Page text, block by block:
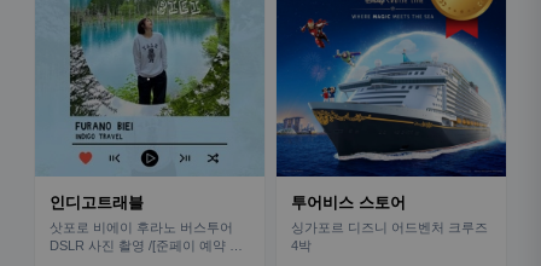
인디고트래블
삿포로 비에이 후라노 버스투어
DSLR 사진 촬영 /[준페이 예약 식
투어비스 스토어
싱가포르 디즈니 어드벤처 크루즈
4박